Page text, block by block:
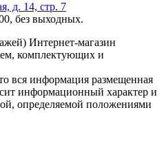
д. 14, стр. 7
без выходных.
Интернет-магазин
комплектующих и
вся информация размещенная
информационный характер и
определяемой положениями